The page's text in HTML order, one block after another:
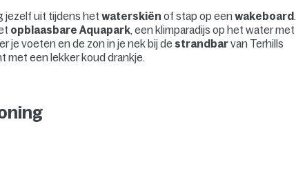
jezelf uit tijdens hetwaterskiënof stap op eenwakeboard .
opblaasbare Aquapark, een klimparadijs op het water met
je voeten en de zon in je nek bij de strandbarvan Terhills
met een lekker koud drankje.